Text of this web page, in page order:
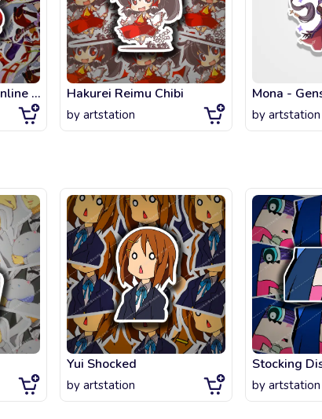
Konno - Swort Art Online waifu Hakurei Reimu Chibi
by artstation
Mona -
by artstation
Yui Shocked
by artstation
Stocking
by artstation